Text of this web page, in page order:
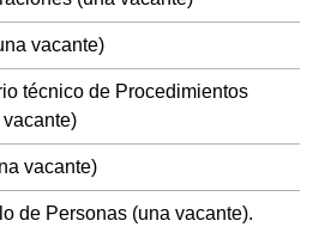
vacante)
técnico de Procedimientos
vacante)
de Personas (una vacante).